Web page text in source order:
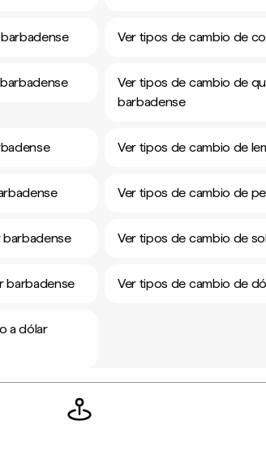
Ver tipos de cambio de
Ver tipos de cambio de
barbadense
Ver tipos de cambio de
Ver tipos de cambio de
barbadense Ver tipos de cambio de
barbadense Ver tipos de cambio de
a dólar